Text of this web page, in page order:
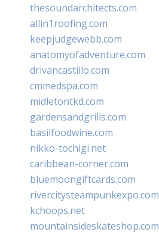
thesoundarchitects.com
allin1roofing.com
keepjudgewebb.com
anatomyofadventure.com
drivancastillo.com
cmmedspa.com
midletontkd.com
gardensandgrills.com
basilfoodwine.com
nikko-tochigi.net
caribbean-corner.com
bluemoongiftcards.com
rivercitysteampunkexpo.com
kchoops.net
mountainsideskateshop.com